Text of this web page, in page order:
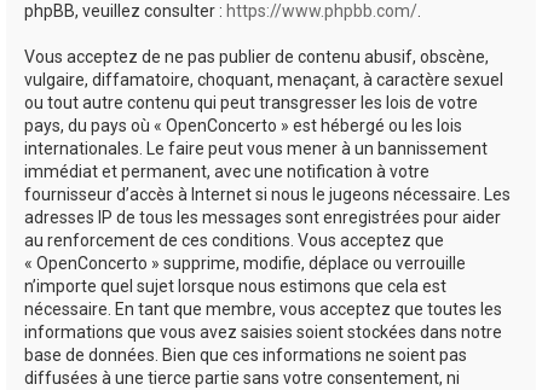
phpBB, veuillez consulter : https://www.phpbb.com/.
Vous acceptez de ne pas publier de contenu abusif, obscène,
vulgaire, diffamatoire, choquant, menaçant, à caractère sexuel
ou tout autre contenu qui peut transgresser les lois de votre
pays, du pays où « OpenConcerto » est hébergé ou les lois
internationales. Le faire peut vous mener à un bannissement
immédiat et permanent, avec une notification à votre
fournisseur d’accès à Internet si nous le jugeons nécessaire. Les
adresses IP de tous les messages sont enregistrées pour aider
au renforcement de ces conditions. Vous acceptez que
« OpenConcerto » supprime, modifie, déplace ou verrouille
n’importe quel sujet lorsque nous estimons que cela est
nécessaire. En tant que membre, vous acceptez que toutes les
informations que vous avez saisies soient stockées dans notre
base de données. Bien que ces informations ne soient pas
diffusées à une tierce partie sans votre consentement, ni